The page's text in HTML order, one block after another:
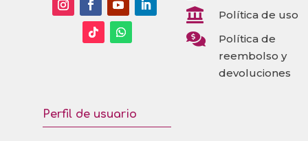
 Política de uso

Política de
reembolso y
devoluciones
Perfil de usuario